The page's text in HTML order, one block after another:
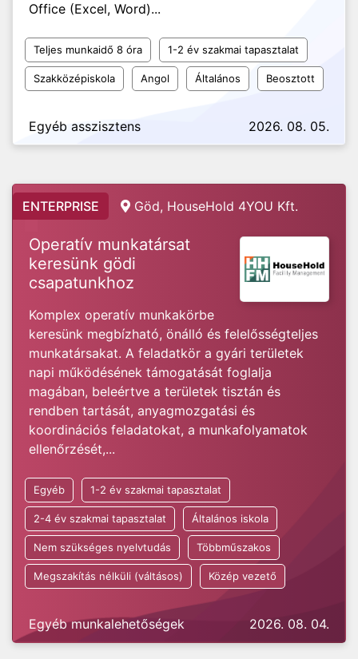
Office (Excel, Word)...
Teljes munkaidő 8 óra 1-2 év szakmai tapasztalat
Szakközépiskola Angol Általános Beosztott
Egyéb asszisztens 2026. 08. 05.
ENTERPRISE Göd, HouseHold 4YOU Kft.
Operatív munkatársat
keresünk gödi
csapatunkhoz
Komplex operatív munkakörbe
keresünk megbízható, önálló és felelősségteljes
munkatársakat. A feladatkör a gyári területek
napi működésének támogatását foglalja
magában, beleértve a területek tisztán és
rendben tartását, anyagmozgatási és
koordinációs feladatokat, a munkafolyamatok
ellenőrzését,...
Egyéb 1-2 év szakmai tapasztalat
2-4 év szakmai tapasztalat Általános iskola
Nem szükséges nyelvtudás Többműszakos
Megszakítás nélküli (váltásos) Közép vezető
Egyéb munkalehetőségek 2026. 08. 04.